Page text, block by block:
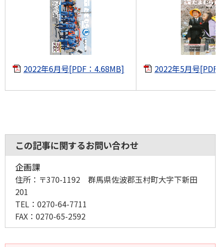
2022年6月号[PDF：4.68MB] 2022年5月号
この記事に関するお問い合わせ
企画課
住所： 〒370-1192 群馬県佐波郡玉村町大字下新田
201
TEL： 0270-64-7711
FAX： 0270-65-2592